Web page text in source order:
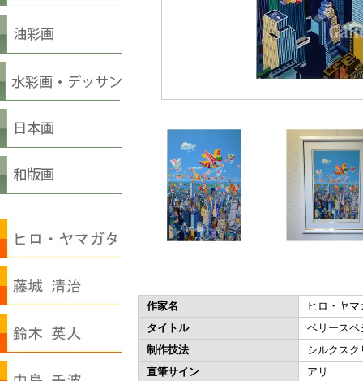
作家名
ヒロ・ヤマ
タイトル
ベリースペ
制作技法
シルクスク
直筆サイン
アリ